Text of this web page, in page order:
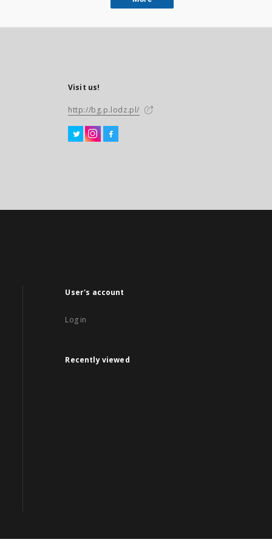
Visit us!
http://bg.p.lodz.pl/
User's account
Log in
Recently viewed